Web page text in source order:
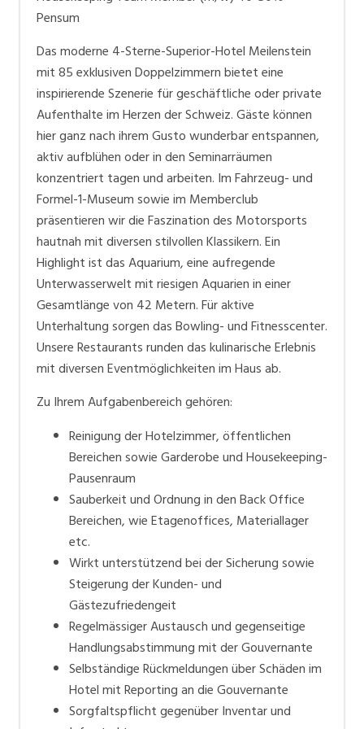
Pensum
Das moderne 4-Sterne-Superior-Hotel Meilenstein
mit 85 exklusiven Doppelzimmern bietet eine
inspirierende Szenerie für geschäftliche oder private
Aufenthalte im Herzen der Schweiz. Gäste können
hier ganz nach ihrem Gusto wunderbar entspannen,
aktiv aufblühen oder in den Seminarräumen
konzentriert tagen und arbeiten. Im Fahrzeug- und
Formel-1-Museum sowie im Memberclub
präsentieren wir die Faszination des Motorsports
hautnah mit diversen stilvollen Klassikern. Ein
Highlight ist das Aquarium, eine aufregende
Unterwasserwelt mit riesigen Aquarien in einer
Gesamtlänge von 42 Metern. Für aktive
Unterhaltung sorgen das Bowling- und Fitnesscenter.
Unsere Restaurants runden das kulinarische Erlebnis
mit diversen Eventmöglichkeiten im Haus ab.
Zu Ihrem Aufgabenbereich gehören:
Reinigung der Hotelzimmer, öffentlichen
Bereichen sowie Garderobe und Housekeeping-
Pausenraum
Sauberkeit und Ordnung in den Back Office
Bereichen, wie Etagenoffices, Materiallager
etc.
Wirkt unterstützend bei der Sicherung sowie
Steigerung der Kunden- und
Gästezufriedengeit
Regelmässiger Austausch und gegenseitige
Handlungsabstimmung mit der Gouvernante
Selbständige Rückmeldungen über Schäden im
Hotel mit Reporting an die Gouvernante
Sorgfaltspflicht gegenüber Inventar und